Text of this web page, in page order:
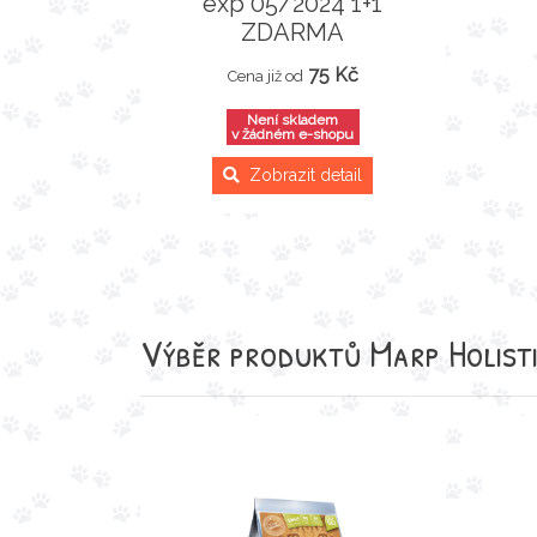
ZDARMA
Cena již od 75 Kč
Není skladem
v žádném e-shopu
Zobrazit detail
Výběr produktů Marp